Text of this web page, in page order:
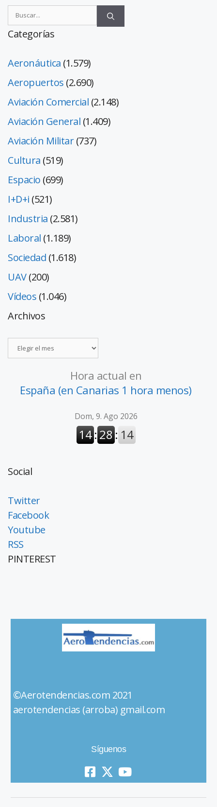
Categorías
Aeronáutica (1.579)
Aeropuertos (2.690)
Aviación Comercial (2.148)
Aviación General (1.409)
Aviación Militar(737)
Cultura (519)
Espacio (699)
I+D+i (521)
Industria (2.581)
Laboral (1.189)
Sociedad (1.618)
UAV(200)
Vídeos (1.046)
Archivos
Hora actual en
España (en Canarias 1 hora menos)
Social
Twitter
Facebook
Youtube
RSS
PINTEREST
©Aerotendencias.com 2021
aerotendencias (arroba) gmail.com
Síguenos